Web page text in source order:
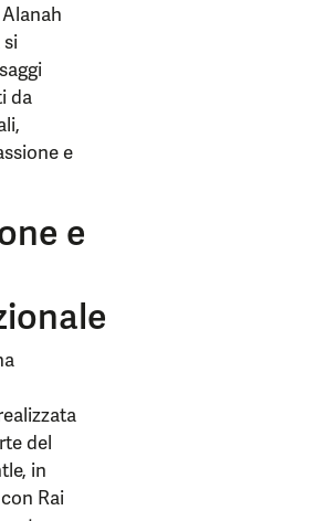
si
da
e
e
del
in
Rai